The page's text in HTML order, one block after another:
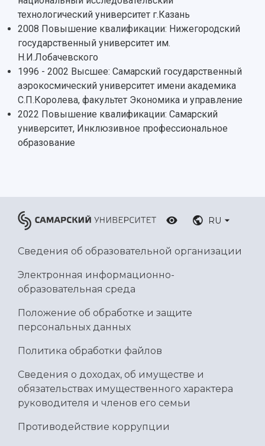
технологический университет г.Казань
2008 Повышение квалификации: Нижегородский
государственный университет им.
Н.И.Лобачевского
1996 - 2002 Высшее: Самарский государственный
аэрокосмический университет имени академика
С.П.Королева, факультет Экономика и управление
2022 Повышение квалификации: Самарский
университет, Инклюзивное профессиональное
образование
RU
Сведения об образовательной организации
Электронная информационно-
образовательная среда
Положение об обработке и защите
персональных данных
Политика обработки файлов
Сведения о доходах, об имуществе и
обязательствах имущественного характера
руководителя и членов его семьи
Противодействие коррупции